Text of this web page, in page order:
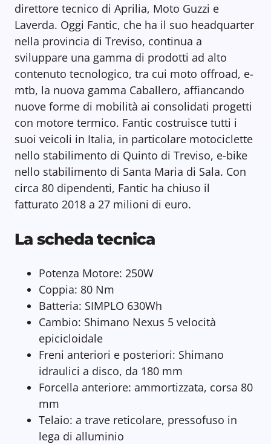
direttore tecnico di Aprilia, Moto Guzzi e
Laverda. Oggi Fantic, che ha il suo headquarter
nella provincia di Treviso, continua a
sviluppare una gamma di prodotti ad alto
contenuto tecnologico, tra cui moto offroad, e-
mtb, la nuova gamma Caballero, affiancando
nuove forme di mobilità ai consolidati progetti
con motore termico. Fantic costruisce tutti i
suoi veicoli in Italia, in particolare motociclette
nello stabilimento di Quinto di Treviso, e-bike
nello stabilimento di Santa Maria di Sala. Con
circa 80 dipendenti, Fantic ha chiuso il
fatturato 2018 a 27 milioni di euro.
La scheda tecnica
Potenza Motore: 250W
Coppia: 80 Nm
Batteria: SIMPLO 630Wh
Cambio: Shimano Nexus 5 velocità
epicicloidale
Freni anteriori e posteriori: Shimano
idraulici a disco, da 180 mm
Forcella anteriore: ammortizzata, corsa 80
mm
Telaio: a trave reticolare, pressofuso in
lega di alluminio